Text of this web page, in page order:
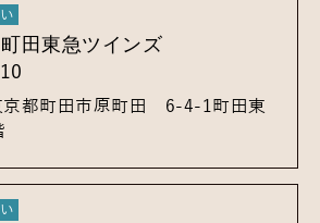
田東急ツインズ
京都町田市原町田 6-4-1町田東